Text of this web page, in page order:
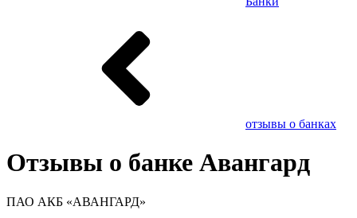
отзывы о банках
Отзывы о банке Авангард
ПАО АКБ «АВАНГАРД»